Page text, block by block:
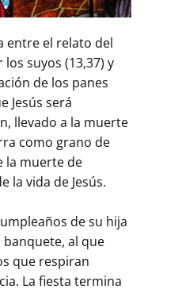
entre el relato del
los suyos (13,37) y
de los panes
Jesús será
llevado a la muerte
como grano de
la muerte de
la vida de Jesús.
de su hija
al que
que respiran
La fiesta termina